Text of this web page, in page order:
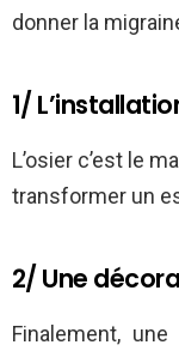
donner la
1/
L’osier c’est le
transformer un
2/ Une
Finalement,